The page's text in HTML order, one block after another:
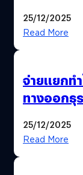
25/12/2025
Read More
จ่ายแยกทำ
ทางออกธุ
25/12/2025
Read More